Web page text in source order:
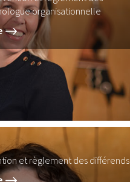
organisationnelle
et règlement des différends